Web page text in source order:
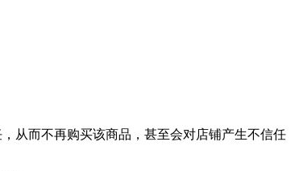
从而不再购买该商品，甚至会对店铺产生不信任